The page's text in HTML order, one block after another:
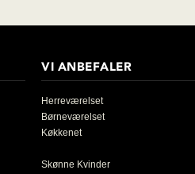
VI ANBEFALER
Herreværelset
Børneværelset
Køkkenet
Skønne Kvinder